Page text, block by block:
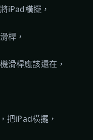
iPad橫擺，
桿，
滑桿應該還在，
把iPad橫擺，